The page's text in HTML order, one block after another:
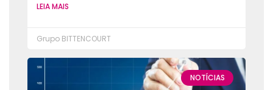
LEIA MAIS
Grupo BITTENCOURT
NOTÍCIAS